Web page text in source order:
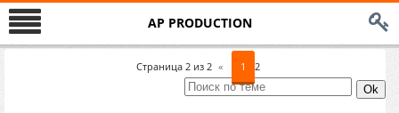
AP PRODUCTION
Страница 2 из 2 « 1 2